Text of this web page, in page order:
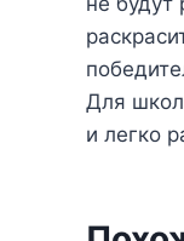
Для
и легко